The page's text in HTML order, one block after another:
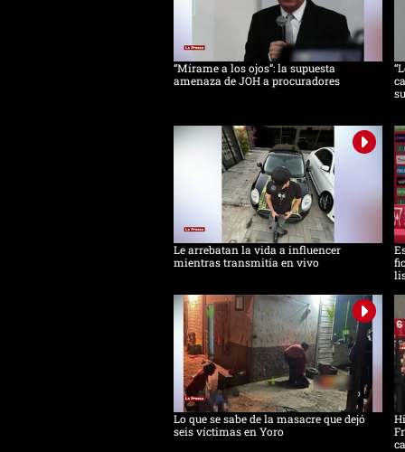
“Mírame a los ojos”: la supuesta
amenaza de JOH a procuradores
Le arrebatan la vida a influencer
mientras transmitía en vivo
Lo que se sabe de la masacre que dejó
seis víctimas en Yoro